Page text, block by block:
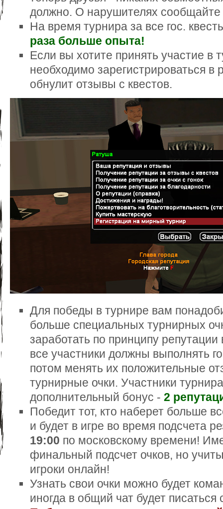
должно. О нарушителях
На время турнира за все гос.
раза больше опыта!
Если вы хотите принять участие в
необходимо зарегистрироваться в
обнулит отзывы с квестов.
Для победы в турнире вам
больше специальных турнирных
заработать по принципу
все участники должны выполнять
потом менять их положительные
турнирные очки. Участники
дополнительный бонус - 2
Победит тот, кто наберет больше
и будет в игре во время подсчета
19:00 по московскому времени!
финальный подсчет очков, но
игроки онлайн!
Узнать свои очки можно будет
иногда в общий чат будет